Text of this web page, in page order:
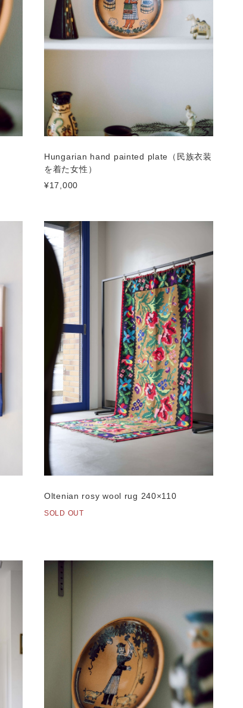
Hungarian hand painted plate（民族衣装
を着た女性）
¥17,000
Oltenian rosy wool rug 240×110
SOLD OUT